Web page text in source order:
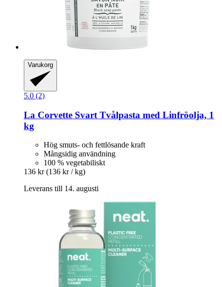
Varukorg
5.0 (2)
La Corvette Svart Tvålpasta med Linfröolja, 1
kg
Hög smuts- och fettlösande kraft
Mångsidig användning
100 % vegetabiliskt
136 kr (136 kr / kg)
Leverans till 14. augusti